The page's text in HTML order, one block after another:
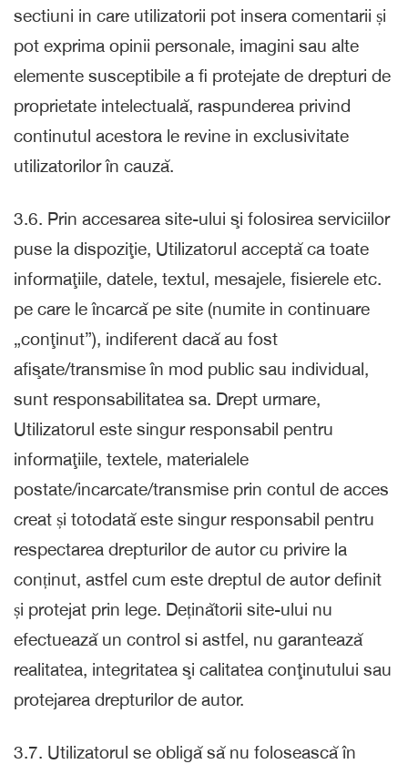
sectiuni in care utilizatorii pot insera comentarii și
pot exprima opinii personale, imagini sau alte
elemente susceptibile a fi protejate de drepturi de
proprietate intelectuală, raspunderea privind
continutul acestora le revine in exclusivitate
utilizatorilor în cauză.
3.6. Prin accesarea site-ului şi folosirea serviciilor
puse la dispoziţie, Utilizatorul acceptă ca toate
informaţiile, datele, textul, mesajele, fisierele etc.
pe care le încarcă pe site (numite in continuare
„conţinut”), indiferent dacă au fost
afişate/transmise în mod public sau individual,
sunt responsabilitatea sa. Drept urmare,
Utilizatorul este singur responsabil pentru
informaţiile, textele, materialele
postate/incarcate/transmise prin contul de acces
creat și totodată este singur responsabil pentru
respectarea drepturilor de autor cu privire la
conținut, astfel cum este dreptul de autor definit
și protejat prin lege. Deținătorii site-ului nu
efectuează un control si astfel, nu garantează
realitatea, integritatea şi calitatea conţinutului sau
protejarea drepturilor de autor.
3.7. Utilizatorul se obligă să nu folosească în